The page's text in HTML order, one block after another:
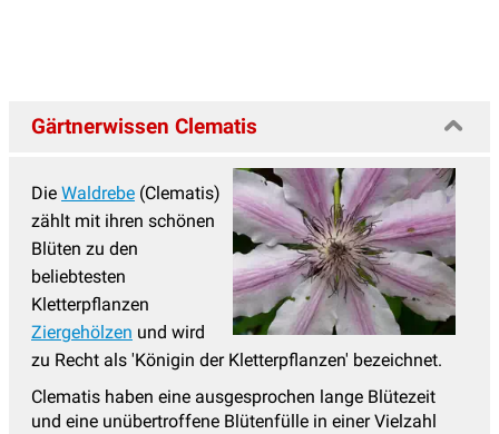
Gärtnerwissen Clematis
Die Waldrebe (Clematis)
zählt mit ihren schönen
Blüten zu den
beliebtesten
Kletterpflanzen
Ziergehölzen und wird
zu Recht als 'Königin der Kletterpflanzen' bezeichnet.
Clematis haben eine ausgesprochen lange Blütezeit
und eine unübertroffene Blütenfülle in einer Vielzahl